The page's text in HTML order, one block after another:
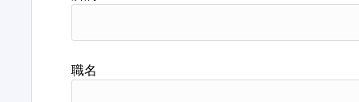
職名